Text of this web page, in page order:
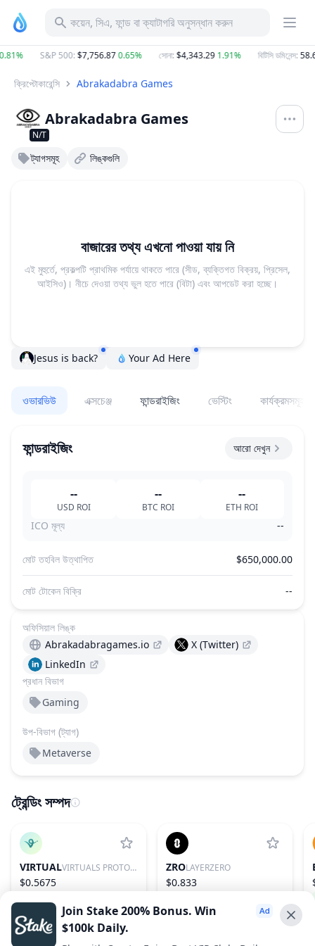
কয়েন, সিএ, ফান্ড বা ক্যাটাগরি অনুসন্ধান করুন
S&P 500: $7,756.870.65% সোনা: $4,343.291.91% বিটিসি ডমিনেন্স:
ক্রিপ্টোকারেন্সি Abrakadabra Games
N/T
Abrakadabra Games
ট্যাগসমূহ লিঙ্কগুলি
বাজারের তথ্য এখনো পাওয়া যায় নি
এই মুহুর্তে, প্রকল্পটি প্রাথমিক পর্যায়ে থাকতে পারে (সীড, ব্যক্তিগত বিক্রয়, প্রিসেল,
আইসিও)। নীচে দেওয়া তথ্য ভুল হতে পারে (বিটা) এবং আপডেট করা হচ্ছে।
Jesus is back? Your Ad Here
ওভারভিউ এক্সচেঞ্জ ফান্ডরাইজিং ভেস্টিং কার্যক্রমসমূহ
ফান্ডরাইজিং আরো দেখুন
--
USD ROI
--
BTC ROI
--
ETH ROI
ICO মূল্য --
মোট তহবিল উত্থাপিত $650,000.00
মোট টোকেন বিক্রি --
প্রধান বিভাগ
Gaming
উপ-বিভাগ (ট্যাগ)
Metaverse
অফিসিয়াল লিঙ্ক
Abrakadabragames.io
X (Twitter)
LinkedIn
ট্রেন্ডিং সম্পদ
VIRTUAL VIRTUALS PROTOCOL
$0.5675
ZROLAYERZERO
$0.833
Join Stake 200% Bonus. Win
$100k Daily.